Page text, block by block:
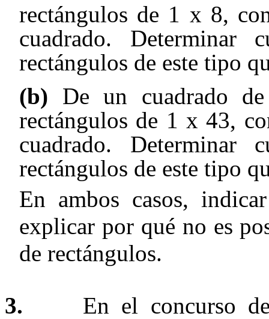
rectángulos de 1 x 8,
cuadrado.
rectángulos de este tipo
(b) De un cuadrado
rectángulos de 1 x 43,
cuadrado.
rectángulos de este tipo
En ambos casos,
explicar por qué no es
de rectángulos.
3.
En el concurso